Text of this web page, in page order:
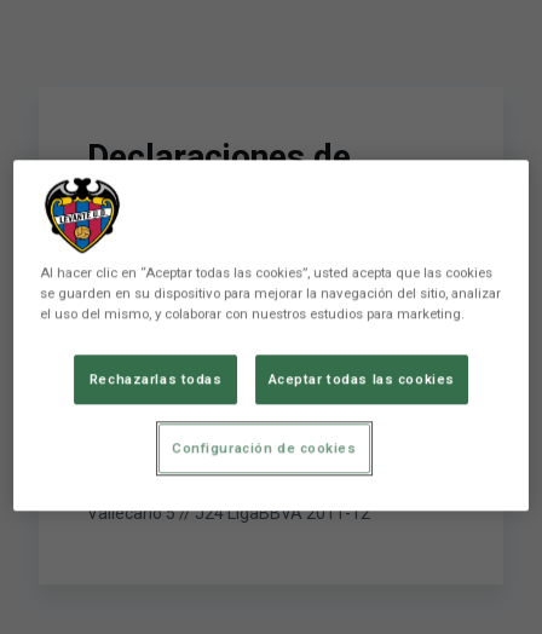
Declaraciones de
Rubén, Barkero y
Ballesteros tras el
Levante UD 3 - Rayo
Vallecano 5 // J24
LigaBBVA 2011-12
Declaraciones en Zona Mixta de Rubén, Barkero
Vallecano 5 // J24 LigaBBVA 2011-12
Al hacer clic en “Aceptar todas las cookies”, usted acepta que las cookies
se guarden en su dispositivo para mejorar la navegación del sitio, analizar
el uso del mismo, y colaborar con nuestros estudios para marketing.
Rechazarlas todas Aceptar todas las cookies
Configuración de cookies